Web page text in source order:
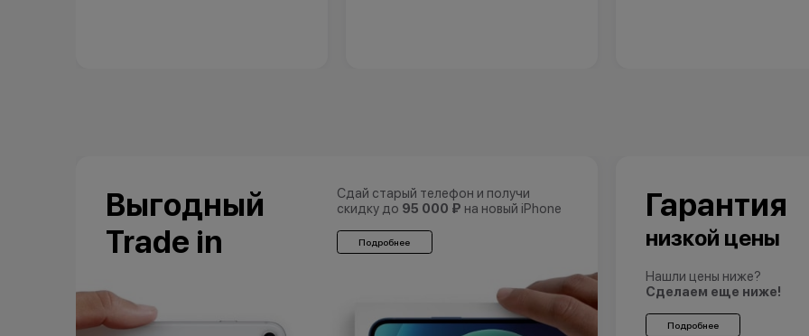
Выгодный
Trade in
Сдай старый телефон и получи
скидку до 95 000 ₽ на новый iPhone
Подробнее
Гарантия
низкой цены
Нашли цены ниже?
Сделаем еще ниже!
Подробнее